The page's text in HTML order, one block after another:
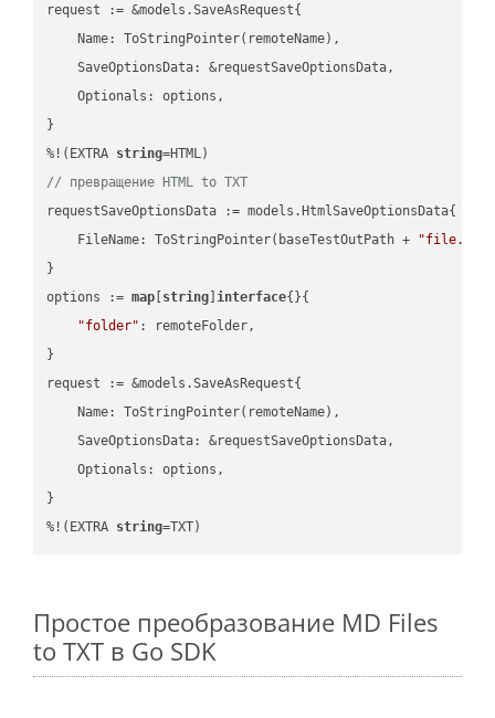
request := &models.SaveAsRequest{
    Name: ToStringPointer(remoteName),
    SaveOptionsData: &requestSaveOptionsData,
    Optionals: options,
}
%!(EXTRA string
// превращение HTML to TXT
requestSaveOptionsData := models.HtmlSaveOptionsData{
    FileName: ToStringPointer(baseTestOutPath +
}
options := map string ]interface{}{
"folder" : remoteFolder,
}
request := &models.SaveAsRequest{
    Name: ToStringPointer(remoteName),
    SaveOptionsData: &requestSaveOptionsData,
    Optionals: options,
}
%!(EXTRA string=TXT)
Простое преобразование MD Files
to TXT в Go SDK